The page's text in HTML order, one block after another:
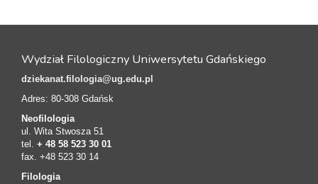
Wydział Filologiczny Uniwersytetu Gdańskiego
dziekanat.filologia@ug.edu.pl
Adres: 80-308 Gdańsk
Neofilologia
ul. Wita Stwosza 51
tel. + 48 58 523 30 01
fax. +48 523 30 14
Filologia